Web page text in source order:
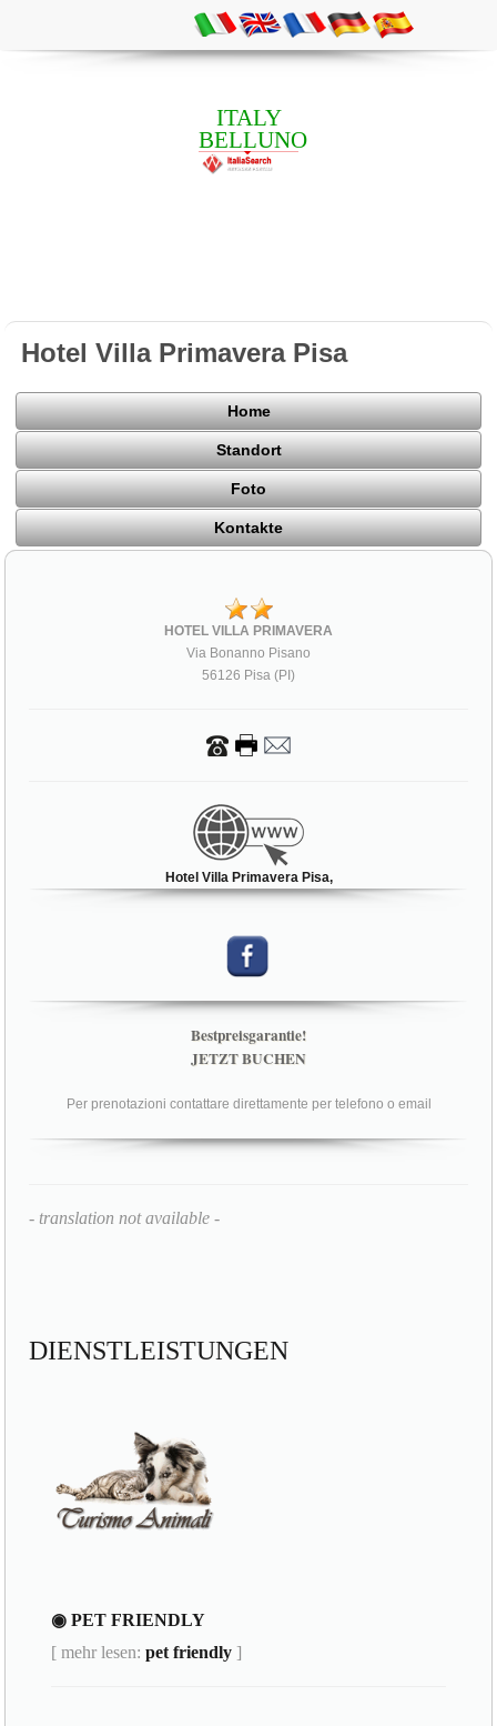
ITALY
BELLUNO
Hotel Villa Primavera Pisa
Home
Standort
Foto
Kontakte
HOTEL VILLA PRIMAVERA
Via Bonanno Pisano
56126 Pisa (PI)
Hotel Villa Primavera Pisa,
Bestpreisgarantie!
JETZT BUCHEN
Per prenotazioni contattare direttamente per telefono o email
- translation not available -
DIENSTLEISTUNGEN
◉ PET FRIENDLY
[ mehr lesen:pet friendly ]